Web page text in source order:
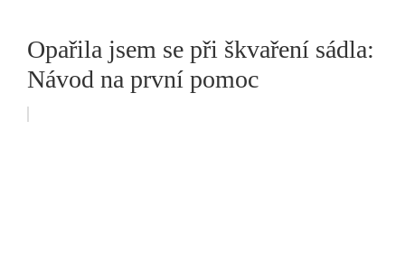
Opařila jsem se při škvaření sádla:
Návod na první pomoc